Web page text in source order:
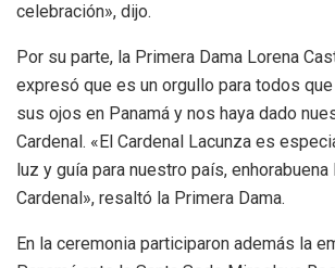
celebración», dijo.
Por su parte, la Primera Dama Lorena
expresó que es un orgullo para todos
sus ojos en Panamá y nos haya dado
Cardenal. «El Cardenal Lacunza es
luz y guía para nuestro país,
Cardenal», resaltó la Primera Dama.
En la ceremonia participaron además la